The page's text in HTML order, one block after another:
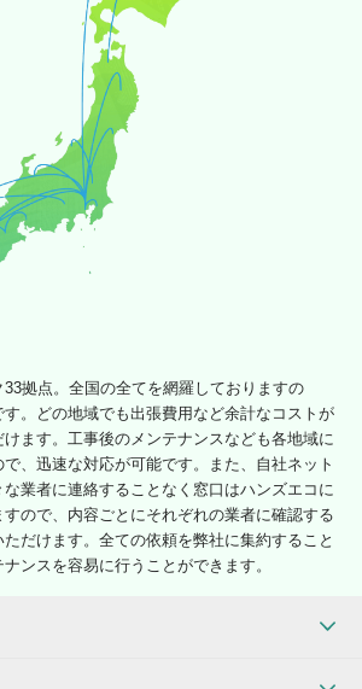
拠点。全国の全てを網羅しておりますの
。どの地域でも出張費用など余計なコストが
ます。工事後のメンテナンスなども各地域に
、迅速な対応が可能です。また、自社ネット
業者に連絡することなく窓口はハンズエコに
ので、内容ごとにそれぞれの業者に確認する
だけます。全ての依頼を弊社に集約すること
ンスを容易に行うことができます。